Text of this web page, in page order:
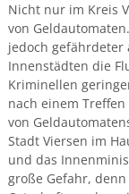
Nicht nur im Kreis
von
jedoch gefährdeter
Innenstädten die
Kriminellen
nach einem
von
Stadt Viersen im
und das
große Gefahr,